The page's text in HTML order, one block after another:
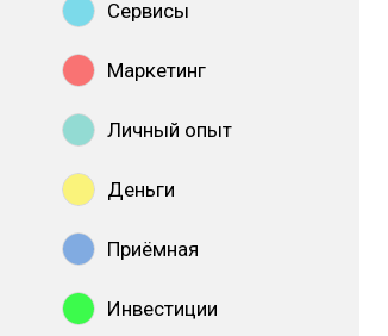
Сервисы
Маркетинг
Личный опыт
Деньги
Приёмная
Инвестиции